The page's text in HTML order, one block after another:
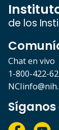
de los
Chat en vivo
1-800-422-
Síganos